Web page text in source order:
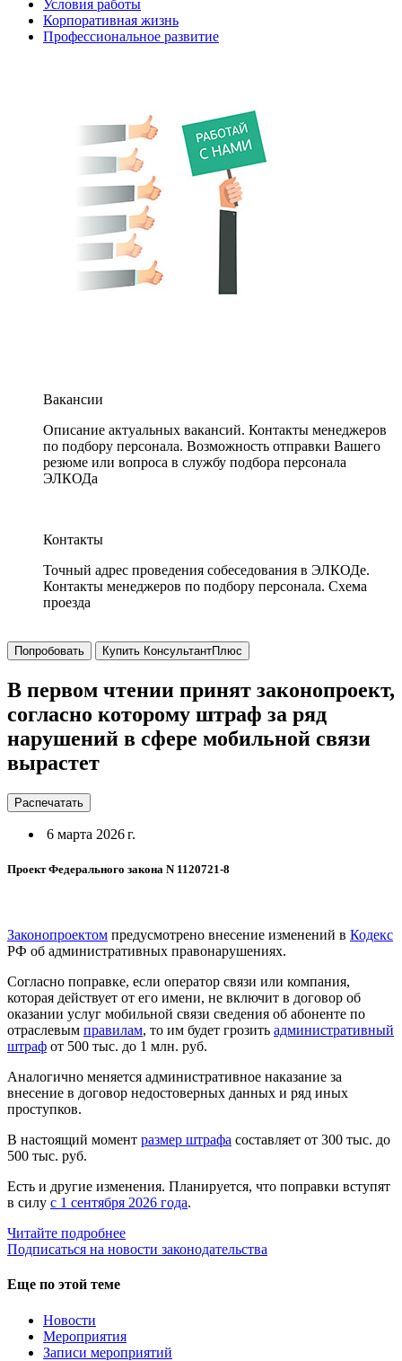
Условия работы
Корпоративная жизнь
Профессиональное развитие
Вакансии
Описание актуальных вакансий. Контакты менеджеров
по подбору персонала. Возможность отправки Вашего
резюме или вопроса в службу подбора персонала
ЭЛКОДа
Контакты
Точный адрес проведения собеседования в ЭЛКОДе.
Контакты менеджеров по подбору персонала. Схема
проезда
Попробовать Купить КонсультантПлюс
В первом чтении принят законопроект,
согласно которому штраф за ряд
нарушений в сфере мобильной связи
вырастет
Распечатать
6 марта 2026 г.
Проект Федерального закона N 1120721-8
Законопроектом предусмотрено внесение изменений в Кодекс
РФ об административных правонарушениях.
Согласно поправке, если оператор связи или компания,
которая действует от его имени, не включит в договор об
оказании услуг мобильной связи сведения об абоненте по
отраслевым правилам, то им будет грозить административный
штраф от 500 тыс. до 1 млн. руб.
Аналогично меняется административное наказание за
внесение в договор недостоверных данных и ряд иных
проступков.
В настоящий момент размер штрафа составляет от 300 тыс. до
500 тыс. руб.
Есть и другие изменения. Планируется, что поправки вступят
в силу с 1 сентября 2026 года.
Читайте подробнее
Подписаться на новости законодательства
Еще по этой теме
Новости
Мероприятия
Записи мероприятий